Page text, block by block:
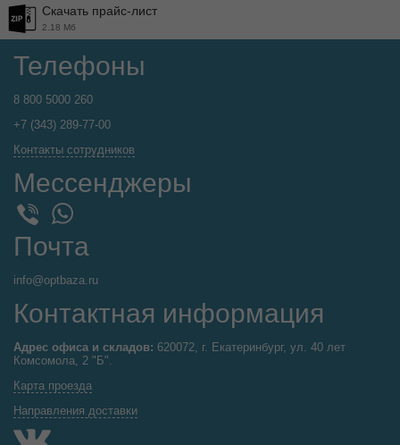
Скачать прайс-лист
2.18 Мб
Телефоны
8 800 5000 260
+7 (343) 289-77-00
Контакты сотрудников
Мессенджеры
WhatsApp
Почта
info@optbaza.ru
Контактная информация
Адрес офиса и складов: 620072, г. Екатеринбург, ул. 40 лет
Комсомола, 2 "Б".
Карта проезда
Направления доставки